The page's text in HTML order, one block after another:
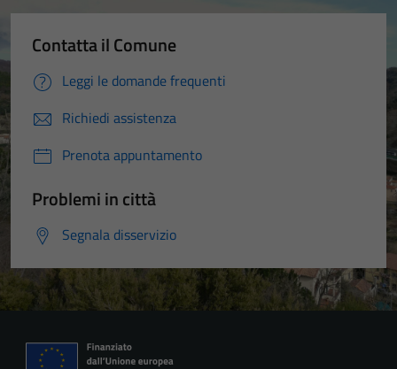
Contatta il Comune
Leggi le domande frequenti
Richiedi assistenza
Prenota appuntamento
Problemi in città
Segnala disservizio